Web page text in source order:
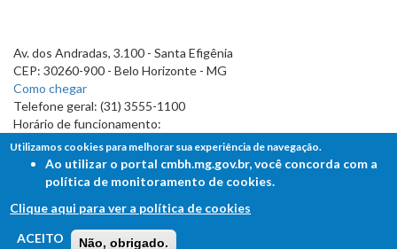
Av. dos Andradas, 3.100 - Santa Efigênia
CEP: 30260-900 - Belo Horizonte - MG
Como chegar
Telefone geral: (31) 3555-1100
Horário de funcionamento:
7h às 19h
FALE COM A CÂMARA
Ouvidoria - Lei de Acesso à Informação
Utilizamos cookies para melhorar sua experiência de navegação.
Ao utilizar o portal cmbh.mg.gov.br, você concorda com a
política de monitoramento de cookies.
Clique aqui para ver a política de cookies
ACEITO
Não, obrigado.